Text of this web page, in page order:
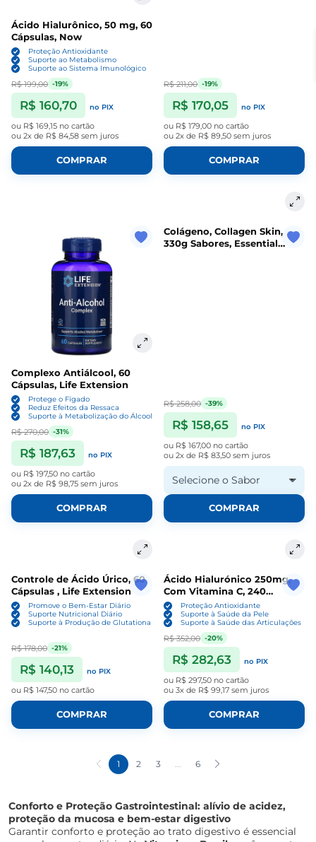
Ácido Hialurônico, 50 mg, 60
Cápsulas, Now
Proteção Antioxidante
Suporte ao Metabolismo
Suporte ao Sistema Imunológico
R$ 199,00 -19%
R$ 160,70 no PIX
ou R$ 169,15 no cartão
ou 2x de R$ 84,58 sem juros
COMPRAR
R$ 211,00 -19%
R$ 170,05 no PIX
ou R$ 179,00 no cartão
ou 2x de R$ 89,50 sem juros
COMPRAR
Complexo Antiálcool, 60
Cápsulas, Life Extension
Protege o Fígado
Reduz Efeitos da Ressaca
Suporte à Metabolização do Álcool
R$ 270,00 -31%
R$ 187,63 no PIX
ou R$ 197,50 no cartão
ou 2x de R$ 98,75 sem juros
COMPRAR
Colágeno, Collagen Skin,
330g Sabores, Essential
R$ 258,00 -39%
R$ 158,65 no PIX
ou R$ 167,00 no cartão
ou 2x de R$ 83,50 sem juros
Selecione o Sabor
COMPRAR
Controle de Ácido Úrico, 60
Cápsulas , Life Extension
Promove o Bem-Estar Diário
Suporte Nutricional Diário
Suporte à Produção de Glutationa
R$ 178,00 -21%
R$ 140,13 no PIX
ou R$ 147,50 no cartão
COMPRAR
Ácido Hialurónico 250mg,
Com Vitamina C, 240
Cápsulas, NatureBell
Proteção Antioxidante
Suporte à Saúde da Pele
Suporte à Saúde das Articulações
R$ 352,00 -20%
R$ 282,63 no PIX
ou R$ 297,50 no cartão
ou 3x de R$ 99,17 sem juros
COMPRAR
1 2 3 6
Conforto e Proteção Gastrointestinal: alívio de acidez,
proteção da mucosa e bem-estar digestivo
Garantir conforto e proteção ao trato digestivo é essencial